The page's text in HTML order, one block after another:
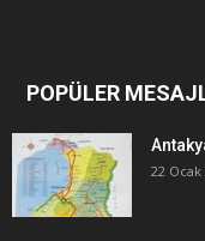
POPÜLER
22 Ocak